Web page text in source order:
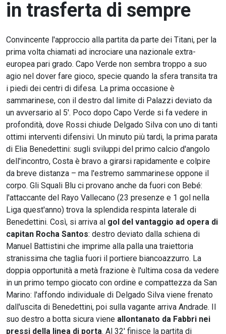
in trasferta di sempre
Convincente l'approccio alla partita da parte dei Titani, per la
prima volta chiamati ad incrociare una nazionale extra-
europea pari grado. Capo Verde non sembra troppo a suo
agio nel dover fare gioco, specie quando la sfera transita tra
i piedi dei centri di difesa. La prima occasione è
sammarinese, con il destro dal limite di Palazzi deviato da
un avversario al 5'. Poco dopo Capo Verde si fa vedere in
profondità, dove Rossi chiude Delgado Silva con uno di tanti
ottimi interventi difensivi. Un minuto più tardi, la prima parata
di Elia Benedettini: sugli sviluppi del primo calcio d'angolo
dell'incontro, Costa è bravo a girarsi rapidamente e colpire
da breve distanza – ma l'estremo sammarinese oppone il
corpo. Gli Squali Blu ci provano anche da fuori con Bebé:
l'attaccante del Rayo Vallecano (23 presenze e 1 gol nella
Liga quest'anno) trova la splendida respinta laterale di
Benedettini. Così, si arriva al gol del vantaggio ad opera di
capitan Rocha Santos: destro deviato dalla schiena di
Manuel Battistini che imprime alla palla una traiettoria
stranissima che taglia fuori il portiere biancoazzurro. La
doppia opportunità a metà frazione è l'ultima cosa da vedere
in un primo tempo giocato con ordine e compattezza da San
Marino: l'affondo individuale di Delgado Silva viene frenato
dall'uscita di Benedettini, poi sulla vagante arriva Andrade. Il
suo destro a botta sicura viene allontanato da Fabbri nei
pressi della linea di porta. Al 32' finisce la partita di